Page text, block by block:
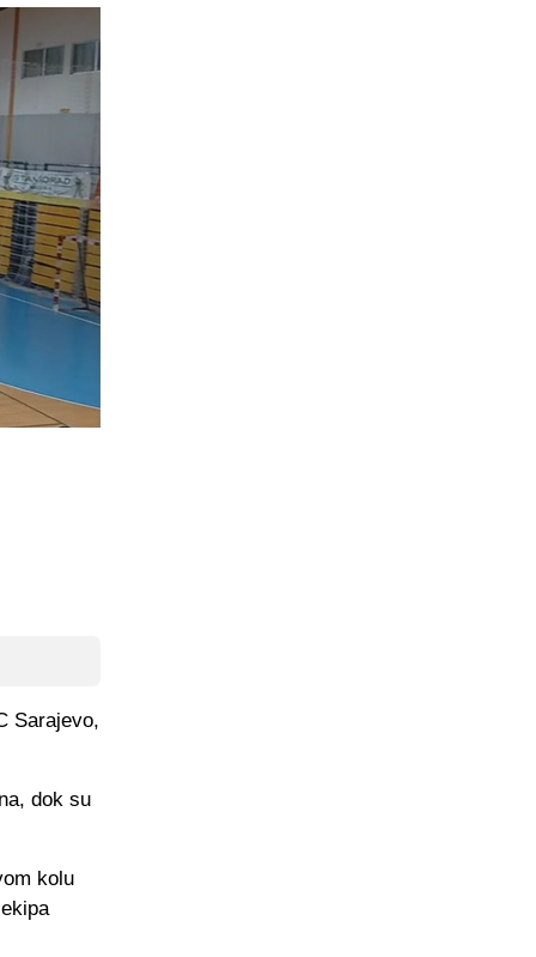
Sarajevo,
dok su
kolu